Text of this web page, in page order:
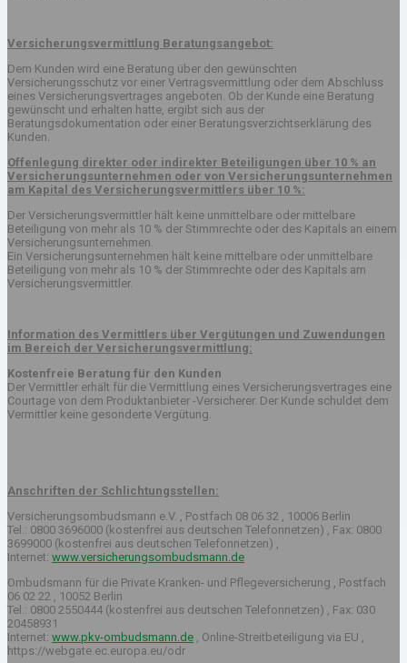
Versicherungsvermittlung Beratungsangebot:
Dem Kunden wird eine Beratung über den gewünschten
Versicherungsschutz vor einer Vertragsvermittlung oder dem Abschluss
eines Versicherungsvertrages angeboten. Ob der Kunde eine Beratung
gewünscht und erhalten hatte, ergibt sich aus der
Beratungsdokumentation oder einer Beratungsverzichtserklärung des
Kunden.
Offenlegung direkter oder indirekter Beteiligungen über 10 % an
Versicherungsunternehmen oder von Versicherungsunternehmen
am Kapital des Versicherungsvermittlers über 10 %:
Der Versicherungsvermittler hält keine unmittelbare oder mittelbare
Beteiligung von mehr als 10 % der Stimmrechte oder des Kapitals an einem
Versicherungsunternehmen.
Ein Versicherungsunternehmen hält keine mittelbare oder unmittelbare
Beteiligung von mehr als 10 % der Stimmrechte oder des Kapitals am
Versicherungsvermittler.
Information des Vermittlers über Vergütungen und Zuwendungen
im Bereich der Versicherungsvermittlung:
Kostenfreie Beratung für den Kunden
Der Vermittler erhält für die Vermittlung eines Versicherungsvertrages eine
Courtage von dem Produktanbieter -Versicherer. Der Kunde schuldet dem
Vermittler keine gesonderte Vergütung.
Anschriften der Schlichtungsstellen:
Versicherungsombudsmann e.V. , Postfach 08 06 32 , 10006 Berlin
Tel.: 0800 3696000 (kostenfrei aus deutschen Telefonnetzen) , Fax: 0800
3699000 (kostenfrei aus deutschen Telefonnetzen) ,
Internet: www.versicherungsombudsmann.de
Ombudsmann für die Private Kranken- und Pflegeversicherung , Postfach
06 02 22 , 10052 Berlin
Tel.: 0800 2550444 (kostenfrei aus deutschen Telefonnetzen) , Fax: 030
20458931
Internet: www.pkv-ombudsmann.de , Online-Streitbeteiligung via EU ,
https://webgate.ec.europa.eu/odr